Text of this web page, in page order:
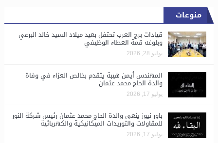
منوعات
قيادات برج العرب تحتفل بعيد ميلاد السيد خالد البرعي
وبلوغه قمة العطاء الوظيفي
يوليو 28, 2026
المهندس أيمن هيبة يتقدم بخالص العزاء في وفاة
والدة الحاج محمد عثمان
يوليو 17, 2026
باور نيوز ينعى والدة الحاج محمد عثمان رئيس شركة النور
للمقاولات والتوريدات الميكانيكية والكهربائية
يوليو 17, 2026